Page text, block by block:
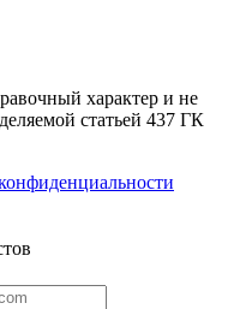
характер и не
статьей 437 ГК